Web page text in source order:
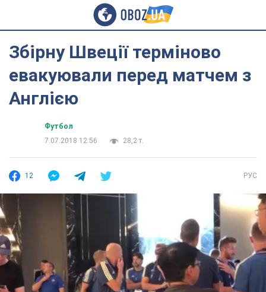
Збірну Швеції терміново
евакуювали перед матчем з
Англією
Футбол
7.07.2018 12:56
28,2 т.
12 РУС